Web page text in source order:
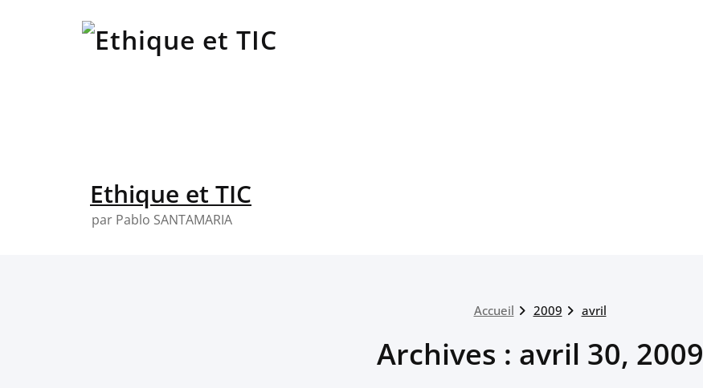
Ethique et TIC
par Pablo SANTAMARIA
Accueil 2009 avril
Archives : avril 30, 2009